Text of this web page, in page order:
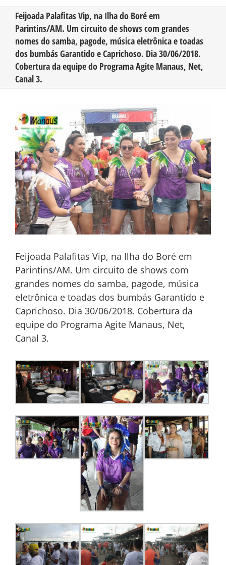
CONHEÇA O AMAZONAS
PUBLICIDADE
Feijoada Palafitas Vip, na Ilha do Boré em
Parintins/AM. Um circuito de shows com grandes
nomes do samba, pagode, música eletrônica e toadas
dos bumbás Garantido e Caprichoso. Dia 30/06/2018.
Cobertura da equipe do Programa Agite Manaus, Net,
Canal 3.
Larger
Image
Feijoada Palafitas Vip, na Ilha do Boré em
Parintins/AM. Um circuito de shows com
grandes nomes do samba, pagode, música
eletrônica e toadas dos bumbás Garantido e
Caprichoso. Dia 30/06/2018. Cobertura da
equipe do Programa Agite Manaus, Net,
Canal 3.